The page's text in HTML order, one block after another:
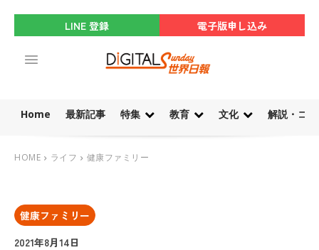
LINE 登録 電子版申し込み
Home 最新記事 特集 教育 文化 解説・コ
HOME ライフ 健康ファミリー
健康ファミリー
2021年8月14日